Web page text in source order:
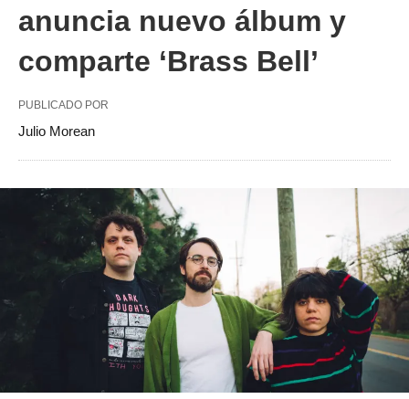
anuncia nuevo álbum y
comparte ‘Brass Bell’
PUBLICADO POR
Julio Morean